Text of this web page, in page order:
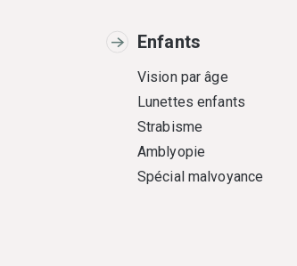
Enfants
Vision par âge
Lunettes enfants
Strabisme
Amblyopie
Spécial malvoyance